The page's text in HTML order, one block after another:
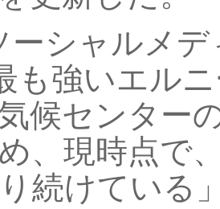
ーシャルメ
も強いエル
候センター
、現時点で
続けている